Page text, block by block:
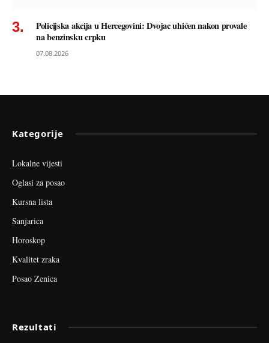
Policijska akcija u Hercegovini: Dvojac uhićen nakon provale
na benzinsku crpku
07.08.2026
Kategorije
Lokalne vijesti
Oglasi za posao
Kursna lista
Sanjarica
Horoskop
Kvalitet zraka
Posao Zenica
Rezultati